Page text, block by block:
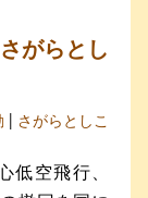
がらとし
さがらとしこ
低空飛行、